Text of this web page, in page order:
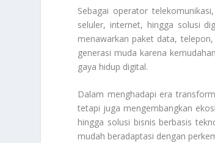
Sebagai operator telekomunikasi,
seluler, internet, hingga solusi
menawarkan paket data,
generasi muda karena
gaya hidup digital.
Dalam menghadapi era
tetapi juga mengembangkan
hingga solusi bisnis berbasis
mudah beradaptasi dengan